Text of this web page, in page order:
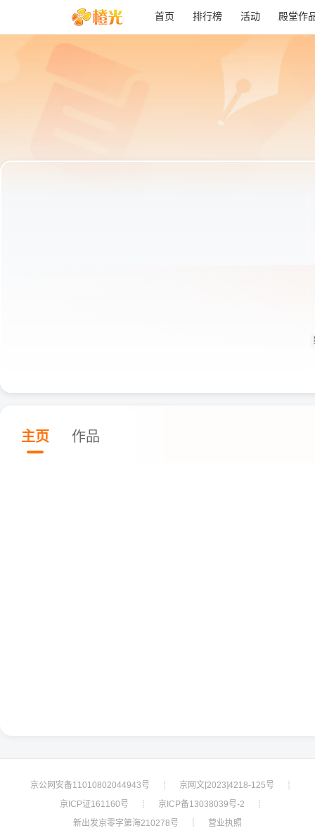
首页 排行榜 活动 殿堂作
主页 作品
京公网安备11010802044943号 ┊ 京网文[2023]4218-125号
┊
京ICP证161160号
┊ 京ICP备13038039号-2
┊
新出发京零字第海210278号
┊ 营业执照